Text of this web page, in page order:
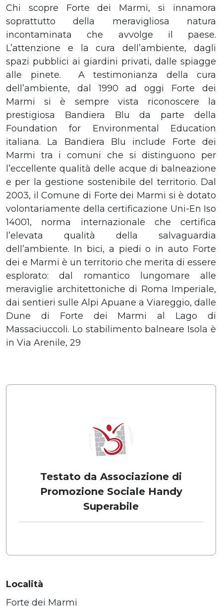
Chi scopre Forte dei Marmi, si innamora
soprattutto della meravigliosa natura
incontaminata che avvolge il paese.
L’attenzione e la cura dell’ambiente, dagli
spazi pubblici ai giardini privati, dalle spiagge
alle pinete. A testimonianza della cura
dell’ambiente, dal 1990 ad oggi Forte dei
Marmi si è sempre vista riconoscere la
prestigiosa Bandiera Blu da parte della
Foundation for Environmental Education
italiana. La Bandiera Blu include Forte dei
Marmi tra i comuni che si distinguono per
l’eccellente qualità delle acque di balneazione
e per la gestione sostenibile del territorio. Dal
2003, il Comune di Forte dei Marmi si è dotato
volontariamente della certificazione Uni-En Iso
14001, norma internazionale che certifica
l’elevata qualità della salvaguardia
dell’ambiente. In bici, a piedi o in auto Forte
dei e Marmi è un territorio che merita di essere
esplorato: dal romantico lungomare alle
meraviglie architettoniche di Roma Imperiale,
dai sentieri sulle Alpi Apuane a Viareggio, dalle
Dune di Forte dei Marmi al Lago di
Massaciuccoli. Lo stabilimento balneare Isola è
in Via Arenile, 29
Testato da Associazione di
Promozione Sociale Handy
Superabile
Località
Forte dei Marmi